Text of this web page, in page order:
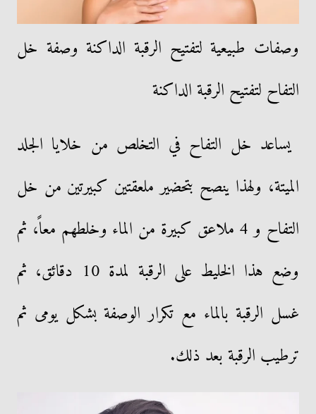
وصفات طبيعية لتفتيح الرقبة الداكنة وصفة خل
التفاح لتفتيح الرقبة الداكنة
يساعد خل التفاح في التخلص من خلايا الجلد
الميتة، ولهذا ينصح بتحضير ملعقتين كبيرتين من خل
التفاح و 4 ملاعق كبيرة من الماء وخلطهم معاً، ثم
وضع هذا الخليط على الرقبة لمدة 10 دقائق، ثم
غسل الرقبة بالماء مع تكرار الوصفة بشكل يومى ثم
ترطيب الرقبة بعد ذلك.